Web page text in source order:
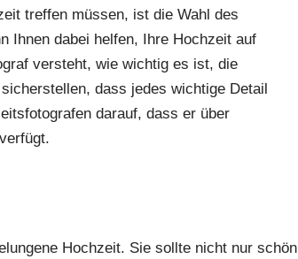
treffen müssen, ist die Wahl des
Ihnen dabei helfen, Ihre Hochzeit auf
versteht, wie wichtig es ist, die
dass jedes wichtige Detail
darauf, dass er über
Hochzeit. Sie sollte nicht nur schön